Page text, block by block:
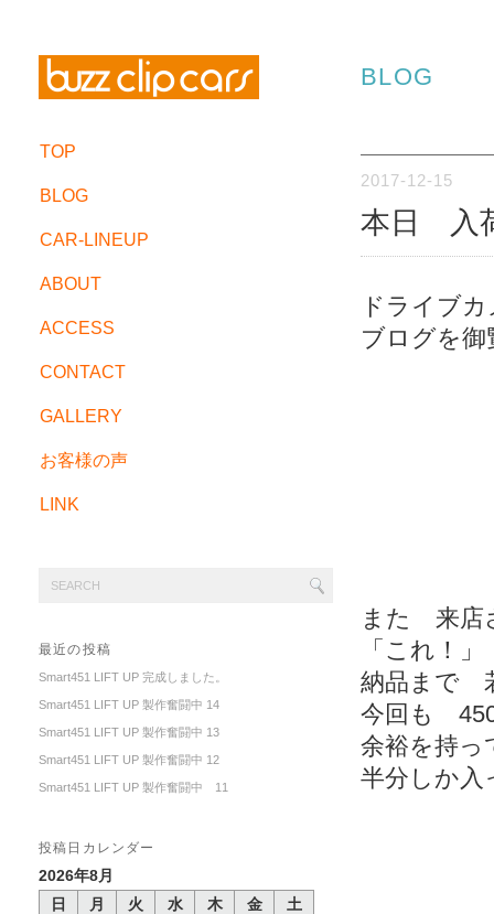
TOP
BLOG
CAR-LINEUP
ABOUT
ACCESS
CONTACT
GALLERY
お客様の声
LINK
最近の投稿
Smart451 LIFT UP 完成しました。
Smart451 LIFT UP 製作奮闘中 14
Smart451 LIFT UP 製作奮闘中 13
Smart451 LIFT UP 製作奮闘中 12
Smart451 LIFT UP 製作奮闘中 11
投稿日カレンダー
2026年8月
日
月 火 水 木 金
土
BLOG
2017-12-15
本日 入
ドライブ
ブログを
また 来
「これ！
納品まで
今回も
余裕を持
半分しか入